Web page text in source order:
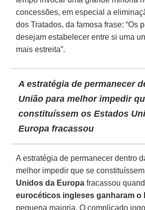
concessões, em especial a
dos Tratados, da famosa frase: “Os
desejam estabelecer entre si uma
mais estreita”.
A estratégia de permanecer
União para melhor impedir
constituíssem os Estados
Europa fracassou
A estratégia de permanecer dentro
melhor impedir que se
Unidos da Europa fracassou
eurocéticos ingleses ganharam o
pequena maioria. O complicado